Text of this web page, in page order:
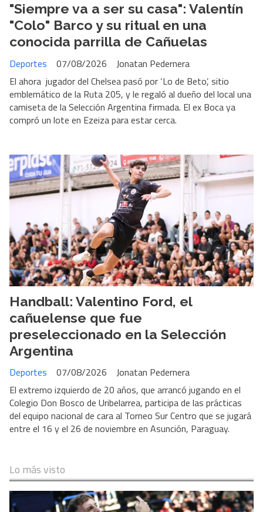
"Siempre va a ser su casa": Valentín
"Colo" Barco y su ritual en una
conocida parrilla de Cañuelas
Jonatan Pedernera
Deportes
07/08/2026
El ahora jugador del Chelsea pasó por ‘Lo de Beto’, sitio
emblemático de la Ruta 205, y le regaló al dueño del local una
camiseta de la Selección Argentina firmada. El ex Boca ya
compró un lote en Ezeiza para estar cerca.
Handball: Valentino Ford, el
cañuelense que fue
preseleccionado en la Selección
Argentina
Jonatan Pedernera
Deportes
07/08/2026
El extremo izquierdo de 20 años, que arrancó jugando en el
Colegio Don Bosco de Uribelarrea, participa de las prácticas
del equipo nacional de cara al Torneo Sur Centro que se jugará
entre el 16 y el 26 de noviembre en Asunción, Paraguay.
Lo más visto